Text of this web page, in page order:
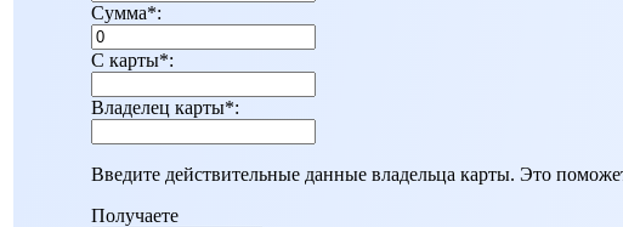
Сумма*:
C карты*:
Владелец карты*:
Введите действительные данные владельца карты. Это
Получаете